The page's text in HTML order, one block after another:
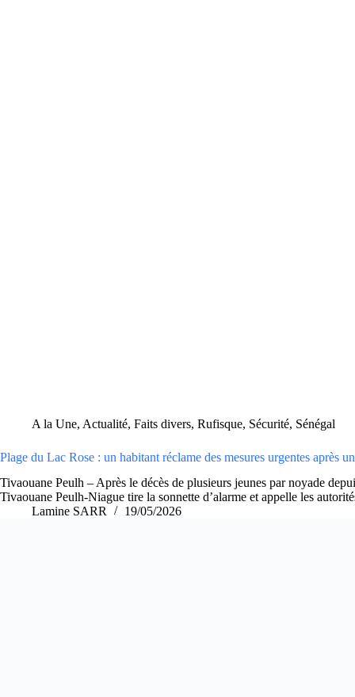
A la Une, Actualité, Faits divers, Rufisque, Sécurité, Sénégal
Plage du Lac Rose : un habitant réclame des mesures urgentes après
Tivaouane Peulh – Après le décès de plusieurs jeunes par noyade
Tivaouane Peulh-Niague tire la sonnette d’alarme et appelle les
Lamine SARR
19/05/2026